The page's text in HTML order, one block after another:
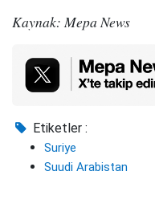
Kaynak: Mepa News
Etiketler :
Suriye
Suudi Arabistan